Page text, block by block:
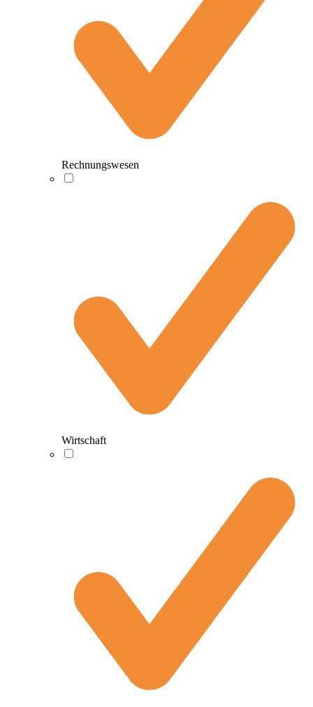
Rechnungswesen
Wirtschaft